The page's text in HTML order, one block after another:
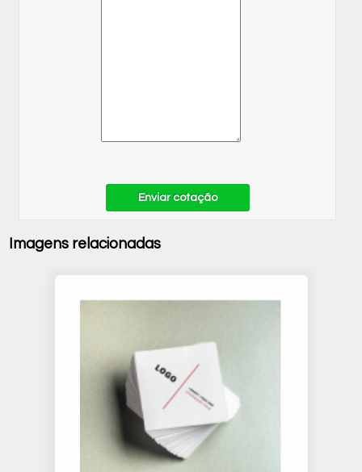
Enviar cotação
Imagens relacionadas